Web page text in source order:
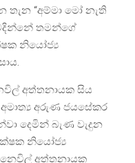
තැන “අම්මා මෝ නැති
තමන්ගේ
නියෝජ්‍ය
අත්තනායක සිය
අරුණ ජයසේකර
දෙමින් බැණ වැදුන
නියෝජ්‍ය
නෙවිල් අත්තනායක